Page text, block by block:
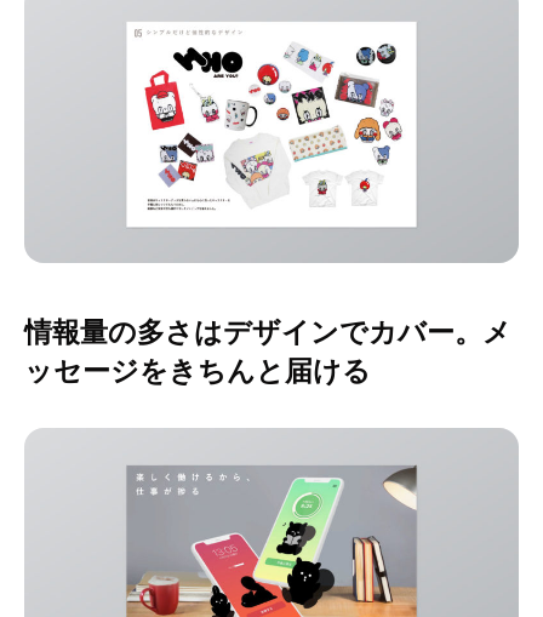
情報量の多さはデザインでカバー。メ
ッセージをきちんと届ける